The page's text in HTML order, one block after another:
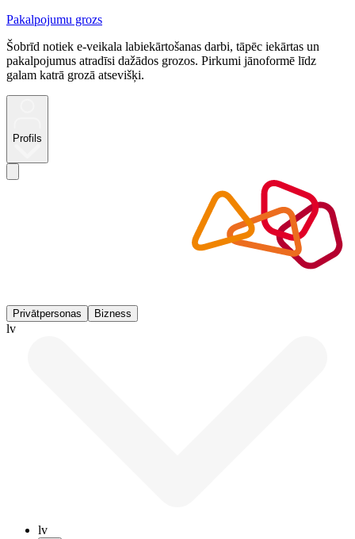
Pakalpojumu grozs
Šobrīd notiek e-veikala labiekārtošanas darbi, tāpēc iekārtas un
pakalpojumus atradīsi dažādos grozos. Pirkumi jānoformē līdz
galam katrā grozā atsevišķi.
Profils
Privātpersonas Bizness
lv
lv